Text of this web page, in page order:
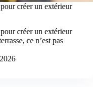
créer un extérieur
créer un extérieur
ce n’est pas